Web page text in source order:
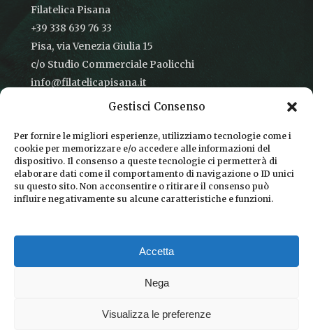
Gestisci Consenso
Per fornire le migliori esperienze, utilizziamo tecnologie come i
cookie per memorizzare e/o accedere alle informazioni del
dispositivo. Il consenso a queste tecnologie ci permetterà di
elaborare dati come il comportamento di navigazione o ID unici
su questo sito. Non acconsentire o ritirare il consenso può
influire negativamente su alcune caratteristiche e funzioni.
Accetta
Nega
Visualizza le preferenze
Filatelica Pisana
+39 338 639 76 33
Pisa, via Venezia Giulia 15
c/o Studio Commerciale Paolicchi
info@filatelicapisana.it
CONDIZIONI DI VENDITA
INFORMATIVA SULLA PRIVACY
COOKIE POLICY